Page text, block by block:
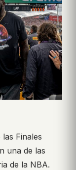
las Finales
una de las
de la NBA.